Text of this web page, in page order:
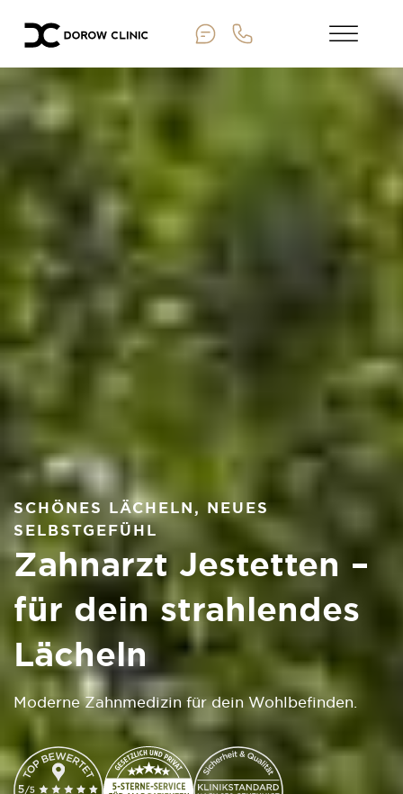
SCHÖNES LÄCHELN, NEUES
SELBSTGEFÜHL
Zahnarzt Jestetten –
für dein strahlendes
Lächeln
Moderne Zahnmedizin für dein Wohlbefinden.